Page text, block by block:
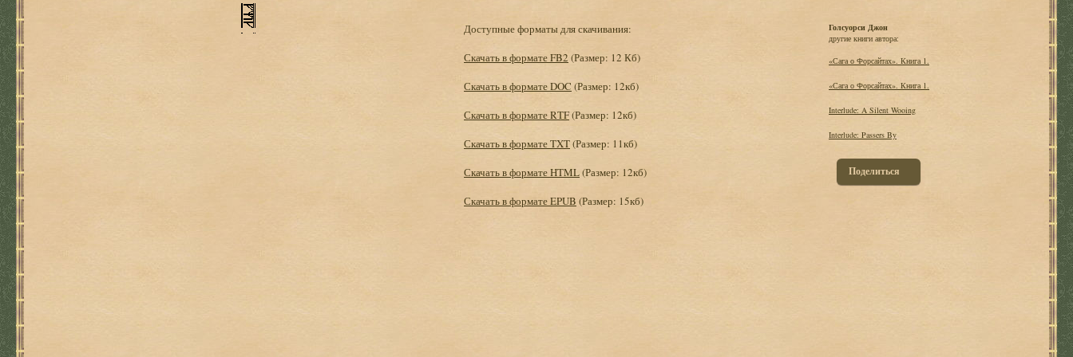
Доступные форматы для скачивания:
Скачать в формате FB2 (Размер: 12 Кб)
Скачать в формате DOC (Размер: 12кб)
Скачать в формате RTF(Размер: 12кб)
Скачать в формате TXT(Размер: 11кб)
Скачать в формате HTML(Размер: 12кб)
Скачать в формате EPUB (Размер: 15кб)
Голсуорси Джон
другие книги автора:
«Сага о Форсайтах». Книга 1.
«Сага о Форсайтах». Книга 1.
Interlude: A Silent Wooing
Interlude: Passers By
Поделиться